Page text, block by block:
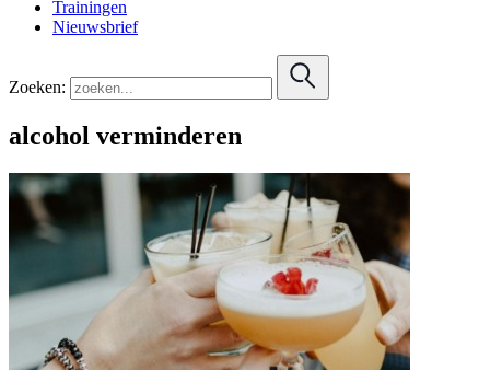
Trainingen
Nieuwsbrief
Zoeken:
alcohol verminderen